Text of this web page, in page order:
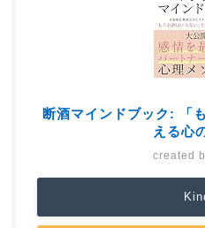
断酒マインドブック: 「
える心
created